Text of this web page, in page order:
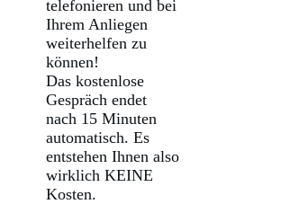
telefonieren und bei
Ihrem Anliegen
weiterhelfen zu
können!
Das kostenlose
Gespräch endet
nach 15 Minuten
automatisch. Es
entstehen Ihnen also
wirklich KEINE
Kosten.